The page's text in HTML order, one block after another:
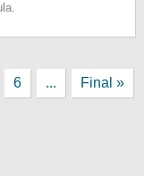
6 ... Final »